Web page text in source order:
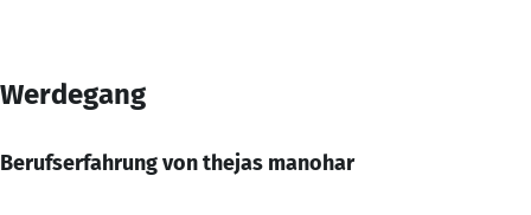
Werdegang
Berufserfahrung von thejas manohar